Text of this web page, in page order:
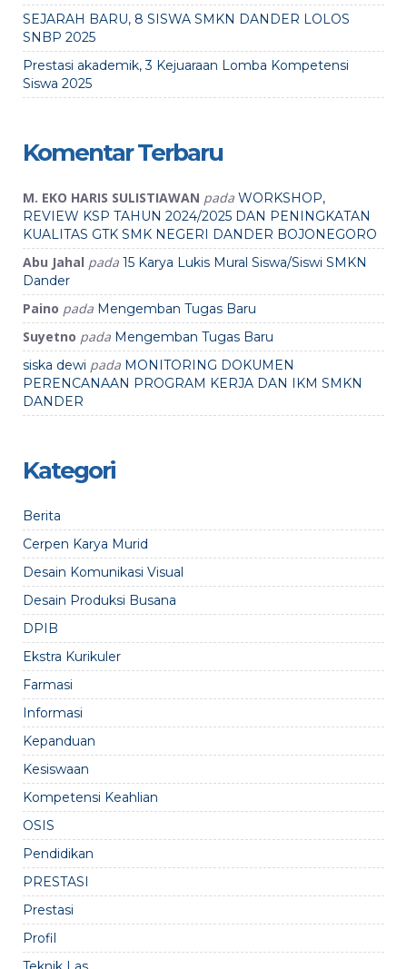
SEJARAH BARU, 8 SISWA SMKN DANDER LOLOS
SNBP 2025
Prestasi akademik, 3 Kejuaraan Lomba Kompetensi
Siswa 2025
Komentar Terbaru
M. EKO HARIS SULISTIAWAN pada WORKSHOP,
REVIEW KSP TAHUN 2024/2025 DAN PENINGKATAN
KUALITAS GTK SMK NEGERI DANDER BOJONEGORO
Abu Jahal pada 15 Karya Lukis Mural Siswa/Siswi SMKN
Dander
Paino pada Mengemban Tugas Baru
Suyetno pada Mengemban Tugas Baru
siska dewi pada MONITORING DOKUMEN
PERENCANAAN PROGRAM KERJA DAN IKM SMKN
DANDER
Kategori
Berita
Cerpen Karya Murid
Desain Komunikasi Visual
Desain Produksi Busana
DPIB
Ekstra Kurikuler
Farmasi
Informasi
Kepanduan
Kesiswaan
Kompetensi Keahlian
OSIS
Pendidikan
PRESTASI
Prestasi
Profil